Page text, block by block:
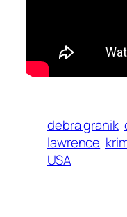
debra granik
lawrence
USA